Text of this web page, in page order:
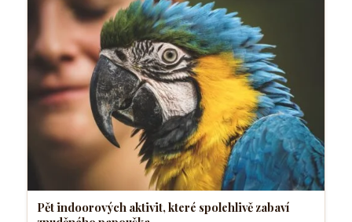
Pět indoorových aktivit, které spolehlivě zabaví